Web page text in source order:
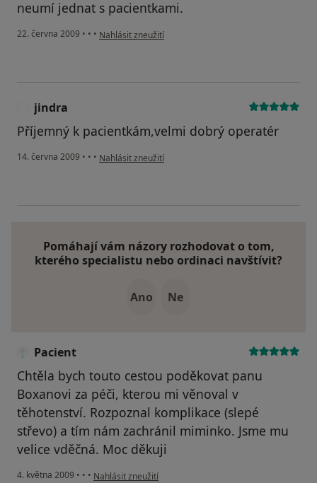
neumí jednat s pacientkami.
22. června 2009 • • • podle názoru uživatele V.K. Šumperk
Nahlásit zneužití
jindra
Příjemný k pacientkám,velmi dobrý operatér
14. června 2009 • • • podle názoru uživatele jindra
Nahlásit zneužití
Pomáhají vám názory rozhodovat o tom,
kterého specialistu nebo ordinaci navštívit?
Ano Ne
Pacient
Chtěla bych touto cestou poděkovat panu
Boxanovi za péči, kterou mi věnoval v
těhotenství. Rozpoznal komplikace (slepé
střevo) a tím nám zachránil miminko. Jsme mu
velice vděčná. Moc děkuji
4. května 2009 • • • podle názoru uživatele Pacient
Nahlásit zneužití